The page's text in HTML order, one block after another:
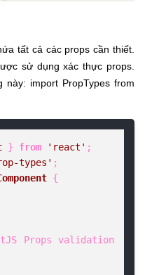
tất cả các props cần thiết.
sử dụng xác thực props.
import PropTypes from
} from 'react'
types'
{
Props validation